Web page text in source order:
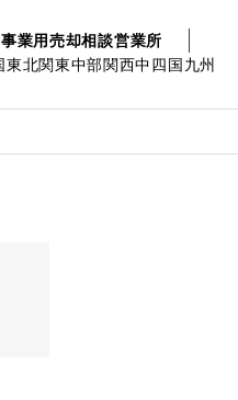
業用売却相談営業所
東北関東中部関西中四国九州